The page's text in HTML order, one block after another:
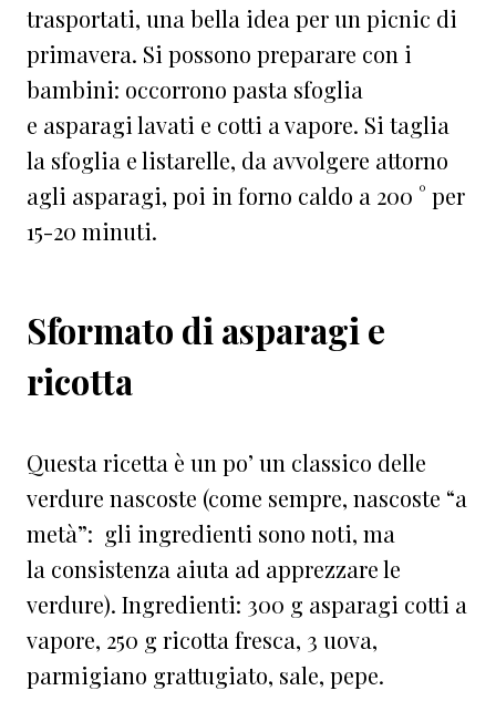
trasportati, una bella idea per un picnic di
primavera. Si possono preparare con i
bambini: occorrono pasta sfoglia
e asparagi lavati e cotti a vapore. Si taglia
la sfoglia e listarelle, da avvolgere attorno
agli asparagi, poi in forno caldo a 200 ° per
15-20 minuti.
Sformato di asparagi e
ricotta
Questa ricetta è un po’ un classico delle
verdure nascoste (come sempre, nascoste “a
metà”: gli ingredienti sono noti, ma
la consistenza aiuta ad apprezzare le
verdure). Ingredienti: 300 g asparagi cotti a
vapore, 250 g ricotta fresca, 3 uova,
parmigiano grattugiato, sale, pepe.